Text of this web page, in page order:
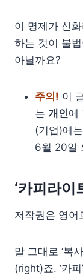
이 명제가 신
하는 것이 불
아닐까요?
주의! 이
는 개인에
(기업)에
6월 20일
‘카피라이
저작권은 영어
말 그대로 ‘복
(right)죠. ‘카